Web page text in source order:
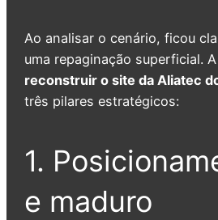
Ao analisar o cenário, ficou
uma repaginação superficial.
reconstruir o site da Aliatec
três pilares estratégicos:
1.
e maduro